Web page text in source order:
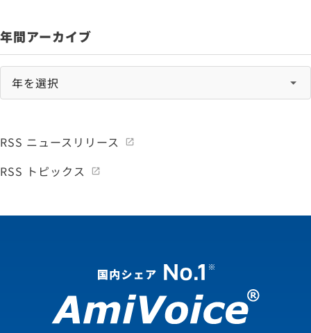
年間アーカイブ
RSS ニュースリリース
RSS トピックス